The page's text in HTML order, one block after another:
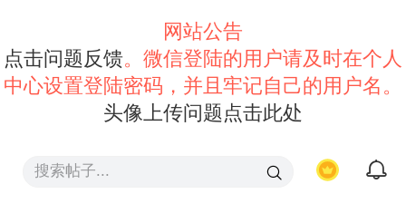
网站公告
点击问题反馈。微信登陆的用户请及时在个人
中心设置登陆密码，并且牢记自己的用户名。
头像上传问题点击此处